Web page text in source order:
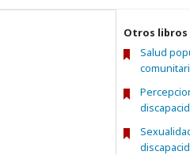
Otros
Salud